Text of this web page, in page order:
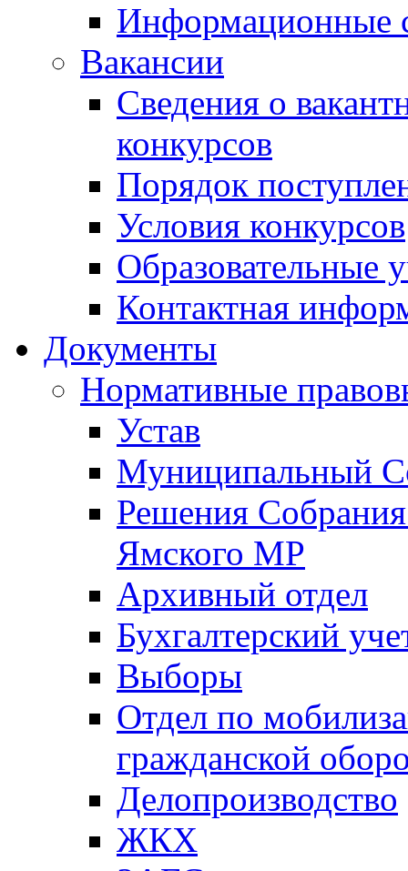
Информационные
Вакансии
Сведения о
конкурсов
Порядок
Условия конкурсов
Образовательные
Контактная
Документы
Нормативные
Устав
Муниципальный
Решения
Ямского МР
Архивный отдел
Бухгалтерский
Выборы
Отдел по
гражданской
Делопроизводство
ЖКХ